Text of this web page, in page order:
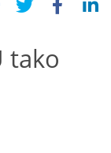
tako